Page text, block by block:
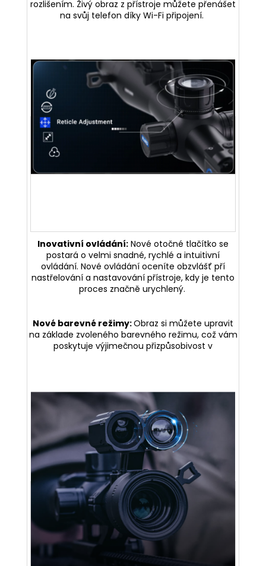
rozlišením. Živý obraz z přístroje můžete přenášet
na svůj telefon díky Wi-Fi připojení.
Inovativní ovládání: Nové otočné tlačítko se
postará o velmi snadné, rychlé a intuitivní
ovládání. Nové ovládání oceníte obzvlášť pří
nastřelování a nastavování přístroje, kdy je tento
proces značně urychlený.
Nové barevné režimy:Obraz si můžete upravit
na základe zvoleného barevného režimu, což vám
poskytuje výjimečnou přizpůsobivost v
různých prostředích.
Obsahuje menu v češtině i český návod.